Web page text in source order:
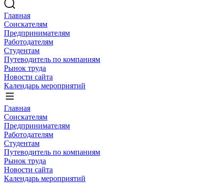
Главная
Соискателям
Предпринимателям
Работодателям
Студентам
Путеводитель по компаниям
Рынок труда
Новости сайта
Календарь мероприятий
Главная
Соискателям
Предпринимателям
Работодателям
Студентам
Путеводитель по компаниям
Рынок труда
Новости сайта
Календарь мероприятий